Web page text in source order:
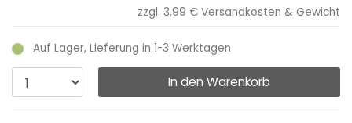
zzgl. 3,99 € Versandkosten & Gewicht
Auf Lager, Lieferung in 1-3 Werktagen
In den Warenkorb